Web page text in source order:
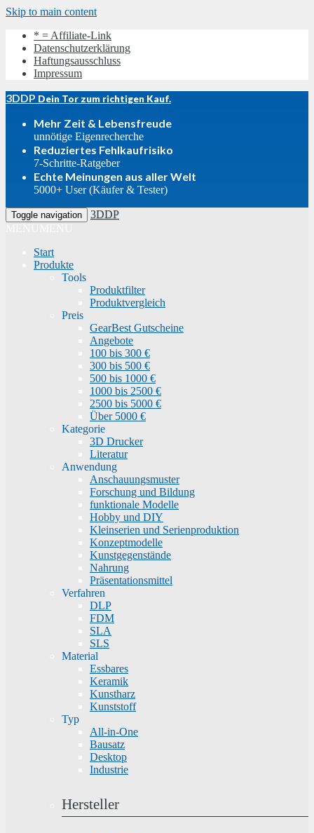
Skip to main content
* = Affiliate-Link
Datenschutzerklärung
Haftungsausschluss
Impressum
3DDP Dein Tor zum richtigen Kauf.
Mehr Zeit & Lebensfreude
unnötige Eigenrecherche
Reduziertes Fehlkaufrisiko
7-Schritte-Ratgeber
Echte Meinungen aus aller Welt
5000+ User (Käufer & Tester)
Toggle navigation
3DDP
Start
Produkte
Tools
Produktfilter
Produktvergleich
Preis
GearBest Gutscheine
Angebote
100 bis 300 €
300 bis 500 €
500 bis 1000 €
1000 bis 2500 €
2500 bis 5000 €
Über 5000 €
Kategorie
3D Drucker
Literatur
Anwendung
Anschauungsmuster
Forschung und Bildung
funktionale Modelle
Hobby und DIY
Kleinserien und Serienproduktion
Konzeptmodelle
Kunstgegenstände
Nahrung
Präsentationsmittel
Verfahren
DLP
FDM
SLA
SLS
Material
Essbares
Keramik
Kunstharz
Kunststoff
Typ
All-in-One
Bausatz
Desktop
Industrie
Hersteller